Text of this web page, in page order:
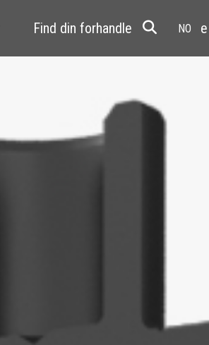
Find din forhandler Resale